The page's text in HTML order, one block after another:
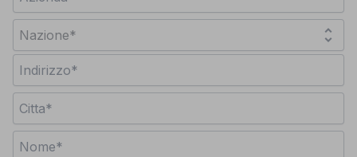
Nazione* unfold_more